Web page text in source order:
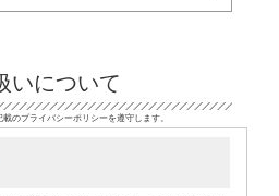
いについて
のプライバシーポリシーを遵守します。